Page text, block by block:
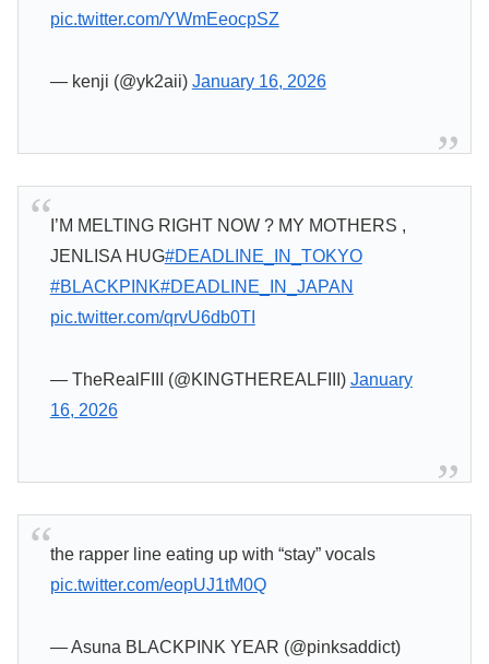
pic.twitter.com/YWmEeocpSZ
— kenji (@yk2aii) January 16, 2026
I’M MELTING RIGHT NOW ? MY MOTHERS ,
JENLISA HUG#DEADLINE_IN_TOKYO
#BLACKPINK#DEADLINE_IN_JAPAN
pic.twitter.com/qrvU6db0TI
— TheRealFIII (@KINGTHEREALFIII) January
16, 2026
the rapper line eating up with “stay” vocals
pic.twitter.com/eopUJ1tM0Q
— Asuna BLACKPINK YEAR (@pinksaddict)